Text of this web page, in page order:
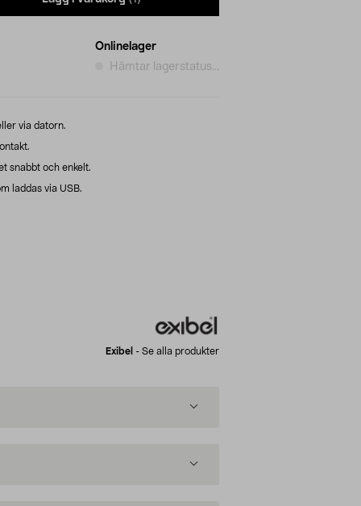
Onlinelager
Hämtar lagerstatus...
via datorn.
snabbt och enkelt.
laddas via USB.
Exibel - Se alla produkter